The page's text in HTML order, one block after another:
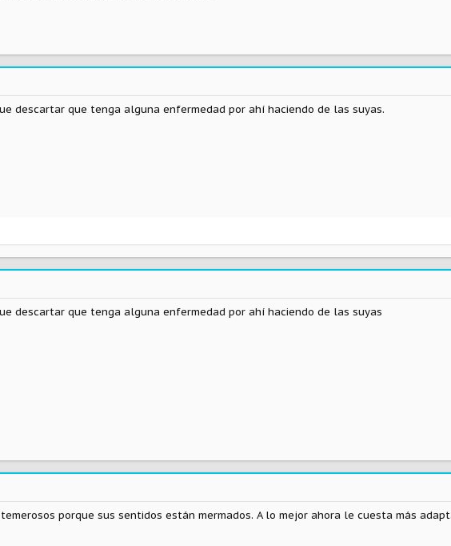
descartar que tenga alguna enfermedad por ahí haciendo de las suyas.
descartar que tenga alguna enfermedad por ahí haciendo de las suyas
porque sus sentidos están mermados. A lo mejor ahora le cuesta más